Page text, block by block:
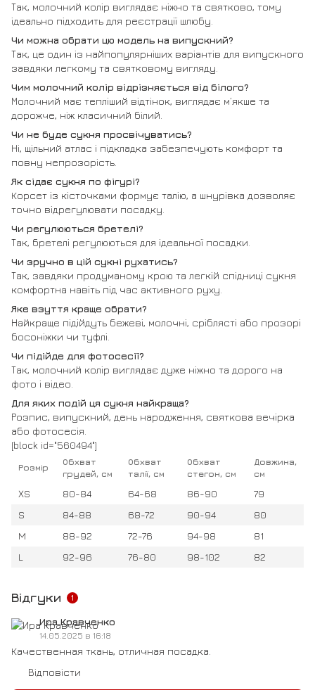
Так, молочний колір виглядає ніжно та святково, тому
ідеально підходить для реєстрації шлюбу.
Чи можна обрати цю модель на випускний?
Так, це один із найпопулярніших варіантів для випускного
завдяки легкому та святковому вигляду.
Чим молочний колір відрізняється від білого?
Молочний має тепліший відтінок, виглядає м’якше та
дорожче, ніж класичний білий.
Чи не буде сукня просвічуватись?
Ні, щільний атлас і підкладка забезпечують комфорт та
повну непрозорість.
Як сідає сукня по фігурі?
Корсет із кісточками формує талію, а шнурівка дозволяє
точно відрегулювати посадку.
Чи регулюються бретелі?
Так, бретелі регулюються для ідеальної посадки.
Чи зручно в цій сукні рухатись?
Так, завдяки продуманому крою та легкій спідниці сукня
комфортна навіть під час активного руху.
Яке взуття краще обрати?
Найкраще підійдуть бежеві, молочні, сріблясті або прозорі
босоніжки чи туфлі.
Чи підійде для фотосесії?
Так, молочний колір виглядає дуже ніжно та дорого на
фото і відео.
Для яких подій ця сукня найкраща?
Розпис, випускний, день народження, святкова вечірка
або фотосесія.
[block id="560494"]
Розмір
Обхват
грудей, см
Обхват
талії, см
Обхват
стегон, см
Довжина,
см
XS 80-84 64-68 86-90
79
S
84-88 68-72 90-94
80
M
88-92 72-76 94-98
81
L
92-96 76-80 98-102 82
Відгуки 1
Ира Кравченко
14.05.2025 в 16:18
Качественная ткань, отличная посадка.
Відповісти